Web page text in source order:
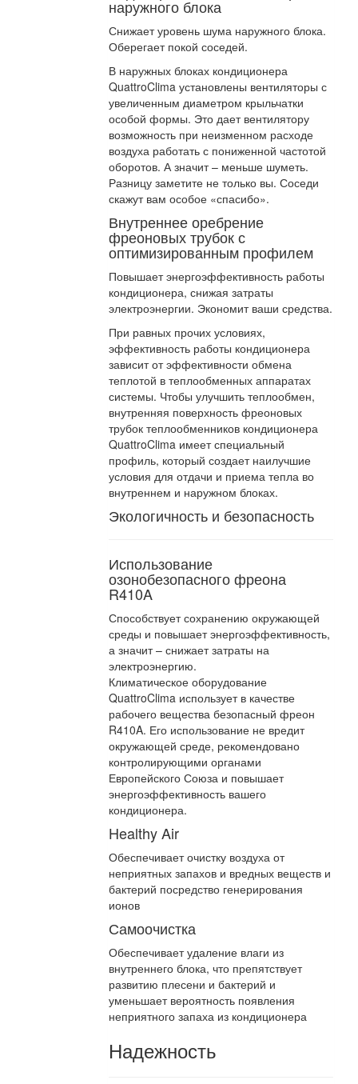
наружного блока
Снижает уровень шума наружного блока.
Оберегает покой соседей.
В наружных блоках кондиционера
QuattroClima установлены вентиляторы с
увеличенным диаметром крыльчатки
особой формы. Это дает вентилятору
возможность при неизменном расходе
воздуха работать с пониженной частотой
оборотов. А значит – меньше шуметь.
Разницу заметите не только вы. Соседи
скажут вам особое «спасибо».
Внутреннее оребрение
фреоновых трубок с
оптимизированным профилем
Повышает энергоэффективность работы
кондиционера, снижая затраты
электроэнергии. Экономит ваши средства.
При равных прочих условиях,
эффективность работы кондиционера
зависит от эффективности обмена
теплотой в теплообменных аппаратах
системы. Чтобы улучшить теплообмен,
внутренняя поверхность фреоновых
трубок теплообменников кондиционера
QuattroClima имеет специальный
профиль, который создает наилучшие
условия для отдачи и приема тепла во
внутреннем и наружном блоках.
Экологичность и безопасность
Использование
озонобезопасного фреона
R410A
Способствует сохранению окружающей
среды и повышает энергоэффективность,
а значит – снижает затраты на
электроэнергию.
Климатическое оборудование
QuattroClima использует в качестве
рабочего вещества безопасный фреон
R410A. Его использование не вредит
окружающей среде, рекомендовано
контролирующими органами
Европейского Союза и повышает
энергоэффективность вашего
кондиционера.
Healthy Air
Обеспечивает очистку воздуха от
неприятных запахов и вредных веществ и
бактерий посредство генерирования
ионов
Самоочистка
Обеспечивает удаление влаги из
внутреннего блока, что препятствует
развитию плесени и бактерий и
уменьшает вероятность появления
неприятного запаха из кондиционера
Надежность